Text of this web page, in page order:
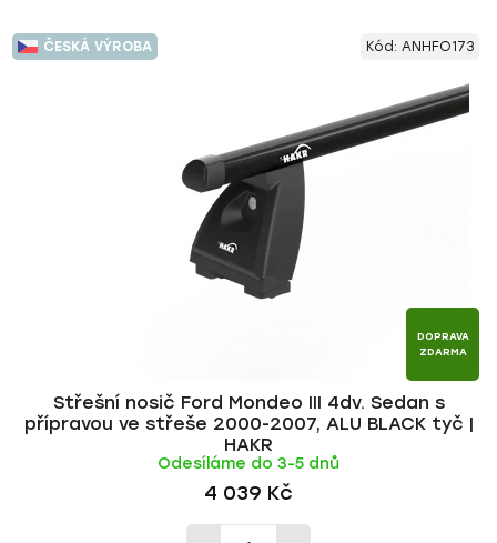
ČESKÁ VÝROBA
DOPRAVA
ZDARMA
Střešní nosič Ford Mondeo III 4dv. Sedan s
přípravou ve střeše 2000-2007, ALU BLACK tyč |
HAKR
Odesíláme do 3-5 dnů
4 039 Kč
Kód: ANHFO173